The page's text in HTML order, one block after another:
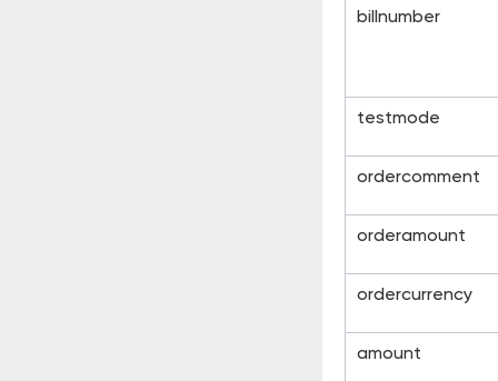
billnumber
testmode
ordercomment
orderamount
ordercurrency
amount